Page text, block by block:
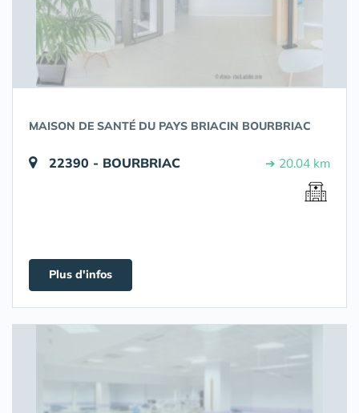
MAISON DE SANTÉ DU PAYS BRIACIN BOURBRIAC
22390 - BOURBRIAC ➔ 20.04 km
Plus d'infos